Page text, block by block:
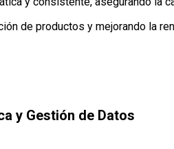
de productos y mejorando la
y Gestión de Datos